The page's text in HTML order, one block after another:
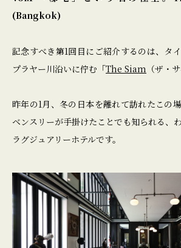
(Bangkok)
記念すべき第1回目にご紹介するのは、タ
プラヤー川沿いに佇む「The Siam （ザ・
昨年の1月、冬の日本を離れて訪れたこの
ベンスリーが手掛けたことでも知られる、
ラグジュアリーホテルです。